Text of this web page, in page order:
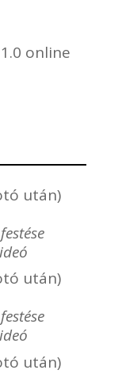
online
után)
után)
után)